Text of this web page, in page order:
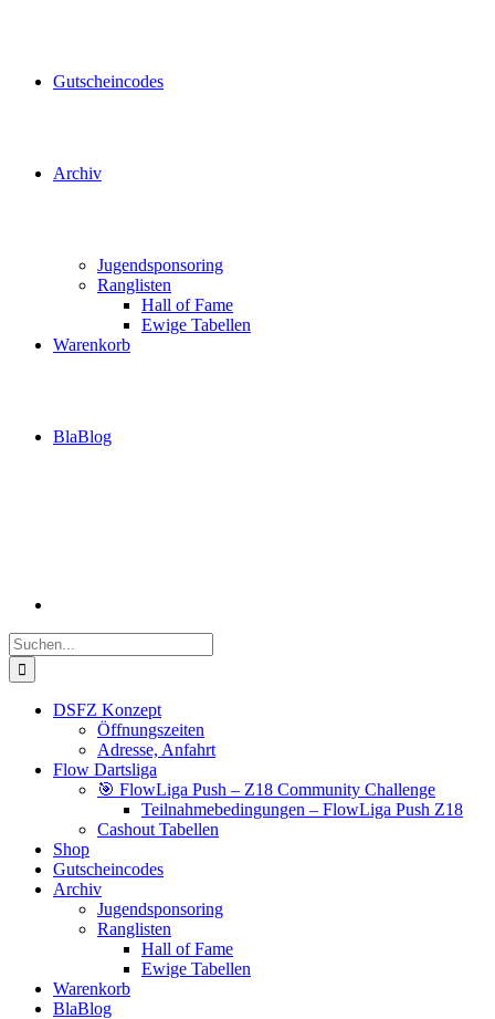
Gutscheincodes
Archiv
Jugendsponsoring
Ranglisten
Hall of Fame
Ewige Tabellen
Warenkorb
BlaBlog
Suche
nach:
DSFZ Konzept
Öffnungszeiten
Adresse, Anfahrt
Flow Dartsliga
🎯 FlowLiga Push – Z18 Community Challenge
Teilnahmebedingungen – FlowLiga Push Z18
Cashout Tabellen
Shop
Gutscheincodes
Archiv
Jugendsponsoring
Ranglisten
Hall of Fame
Ewige Tabellen
Warenkorb
BlaBlog